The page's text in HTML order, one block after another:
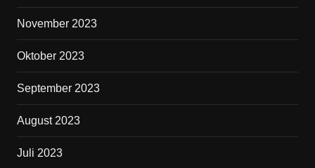
November 2023
Oktober 2023
September 2023
August 2023
Juli 2023